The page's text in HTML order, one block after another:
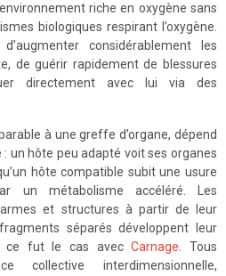
riche en oxygène sans
biologiques respirant l’oxygène.
considérablement les
de guérir rapidement de blessures
directement avec lui via des
à une greffe d’organe, dépend
un hôte peu adapté voit ses organes
hôte compatible subit une usure
un métabolisme accéléré. Les
et structures à partir de leur
séparés développent leur
ce fut le cas avecCarnage. Tous
collective interdimensionnelle,